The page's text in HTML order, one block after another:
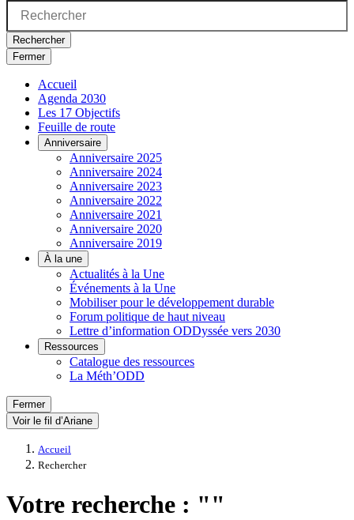
Rechercher
Fermer
Accueil
Agenda 2030
Les 17 Objectifs
Feuille de route
Anniversaire
Anniversaire 2025
Anniversaire 2024
Anniversaire 2023
Anniversaire 2022
Anniversaire 2021
Anniversaire 2020
Anniversaire 2019
À la une
Actualités à la Une
Événements à la Une
Mobiliser pour le développement durable
Forum politique de haut niveau
Lettre d’information ODDyssée vers 2030
Ressources
Catalogue des ressources
La Méth’ODD
Fermer
Voir le fil d’Ariane
Accueil
Rechercher
Votre recherche : ""